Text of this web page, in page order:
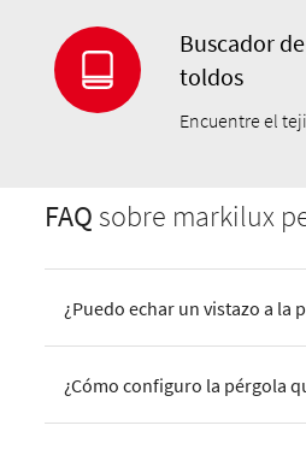
Buscador
toldos
Encuentre el
FAQ sobre markilux
¿Puedo echar un vistazo a la
¿Cómo configuro la pérgola